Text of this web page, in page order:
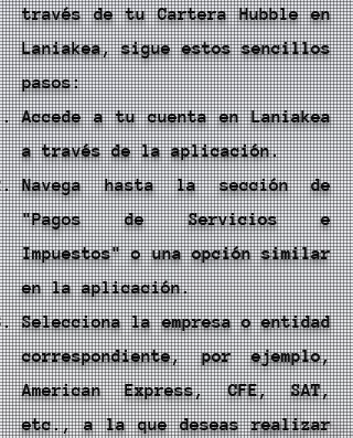
través de tu Cartera Hubble en
Laniakea, sigue estos sencillos
pasos:
Accede a tu cuenta en Laniakea
a través de la aplicación.
Navega hasta la sección de
"Pagos de Servicios e
Impuestos" o una opción similar
en la aplicación.
Selecciona la empresa o entidad
correspondiente, por ejemplo,
American Express, CFE, SAT,
etc., a la que deseas realizar